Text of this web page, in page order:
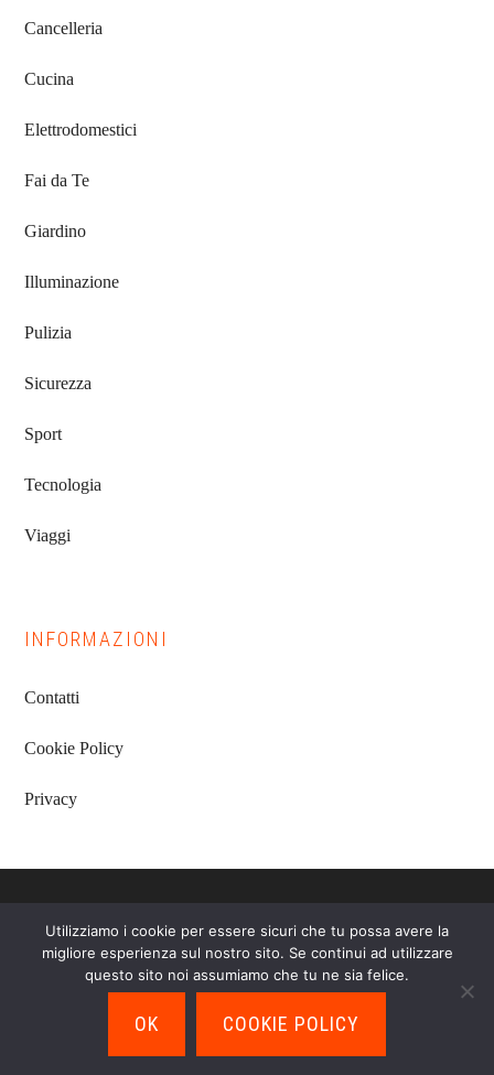
Cancelleria
Cucina
Elettrodomestici
Fai da Te
Giardino
Illuminazione
Pulizia
Sicurezza
Sport
Tecnologia
Viaggi
INFORMAZIONI
Contatti
Cookie Policy
Privacy
Il sito partecipa a programmi di affiliazione come il Programma
Affiliazione Amazon EU, un programma di affiliazione che permette ai siti
web di percepire una commissione pubblicitaria pubblicizzando e
fornendo link al sito Amazon.it. In qualità di Affiliato Amazon, il presente
Utilizziamo i cookie per essere sicuri che tu possa avere la
migliore esperienza sul nostro sito. Se continui ad utilizzare
questo sito noi assumiamo che tu ne sia felice.
OK COOKIE POLICY